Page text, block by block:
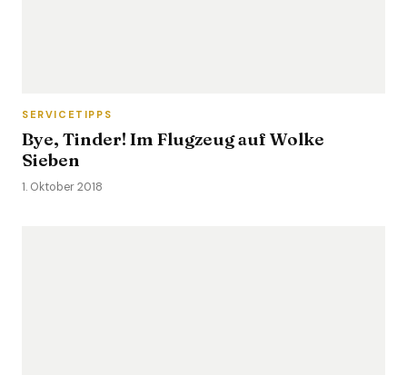
SERVICETIPPS
Bye, Tinder! Im Flugzeug auf Wolke
Sieben
1. Oktober 2018